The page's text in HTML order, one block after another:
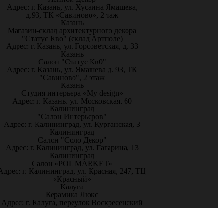
Адрес: г. Казань, ул. Хусаина Ямашева,
д.93, ТК «Савиново», 2 таж
Казань
Магазин-склад архитектурного декора
"Статус Кво" (склад Артполе)
Адрес: г. Казань, ул. Горсоветская, д. 33
Казань
Салон "Статус Кв0"
Адрес: г. Казань, ул. Ямашева д. 93, ТК
"Савиново", 2 этаж
Казань
Студия интерьера «My design»
Адрес: г. Казань, ул. Московская, 60
Калининград
"Салон Интерьеров"
Адрес: г. Калининград, ул. Курганская, 3
Калининград
Салон "Соло Декор"
Адрес: г. Калининград, ул. Гагарина, 13
Калининград
Салон «POL MARKET»
г. Калининград, ул. Красная, 247, ТЦ
«Красный»
Калуга
Керамика Люкс
Адрес: г. Калуга, переулок Воскресенский